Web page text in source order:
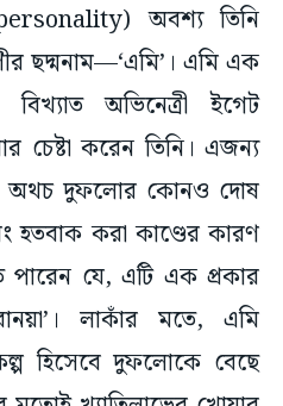
অবশ্য তিনি
ছদ্মনাম—‘এমি’। এমি এক
অভিনেত্রী ইগেট
চেষ্টা করেন তিনি। এজন্য
অথচ দুফলোর কোনও দোষ
হতবাক করা কাণ্ডের কারণ
যে, এটি এক প্রকার
লাকাঁর মতে, এমি
হিসেবে দুফলোকে বেছে